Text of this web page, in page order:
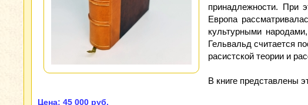
принадлежности. При
Европа
культурными
Гельвальд считается
расистской теории и
В книге представлены
Цена: 45 000 руб.